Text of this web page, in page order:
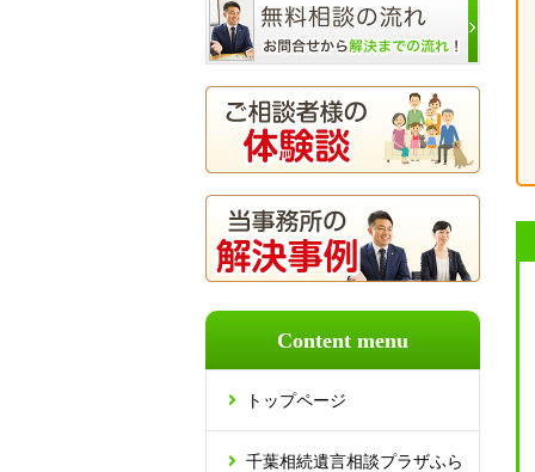
Content menu
トップページ
千葉相続遺言相談プラザふら